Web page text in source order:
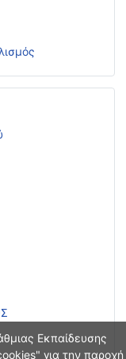
Εκπαίδευσης
για την παροχή